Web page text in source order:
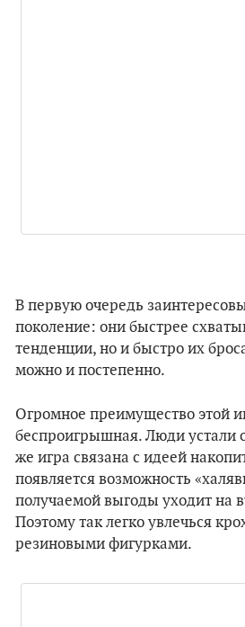
В первую очередь
поколение: они быстрее
тенденции, но и быстро их
можно и постепенно.
Огромное преимущество этой
беспроигрышная. Люди устали
же игра связана с идеей
появляется возможность
получаемой выгоды уходит на
Поэтому так легко увлечься
резиновыми фигурками.